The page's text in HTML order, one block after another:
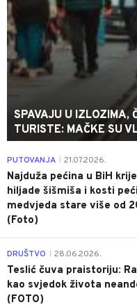
SPAVAJU U IZLOZIMA,
TURISTE: MAČKE SU
PUTOVANJA 21.07.2026.
Najduža pećina u BiH
hiljade šišmiša i kosti
medvjeda stare više od
(Foto)
DRUŠTVO 28.06.2026.
Teslić čuva praistoriju:
kao svjedok života
(FOTO)